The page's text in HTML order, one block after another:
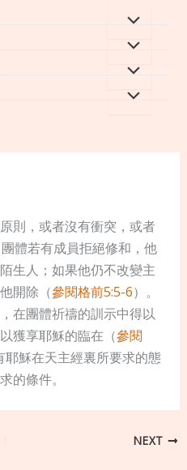
則，或者沒有衝突，或者
體若有成員拒絕修和，他
生人；如果他仍不改變主
開除（參閱格前5:5-6）。
在團體祈禱的訓示中得以
獲享耶穌的臨在（參閱
耶穌在天主經裏所要求的態
的條件。
NEXT